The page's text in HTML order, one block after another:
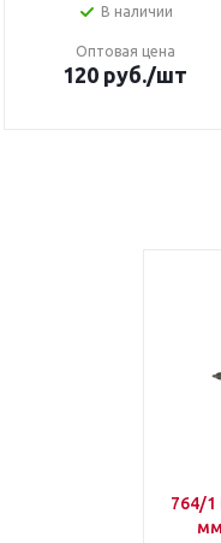
В наличии
Оптовая цена
120 руб./шт
764/1